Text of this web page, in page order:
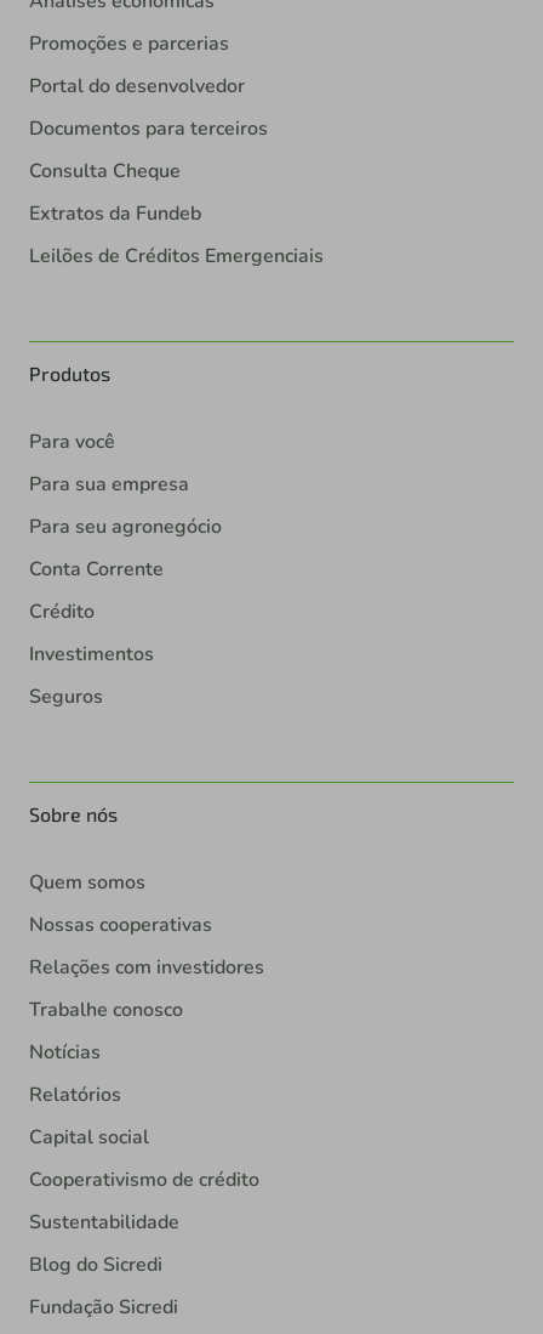
Promoções e parcerias
Portal do desenvolvedor
Documentos para terceiros
Consulta Cheque
Extratos da Fundeb
Leilões de Créditos Emergenciais
Produtos
Para você
Para sua empresa
Para seu agronegócio
Conta Corrente
Crédito
Investimentos
Seguros
Sobre nós
Quem somos
Nossas cooperativas
Relações com investidores
Trabalhe conosco
Notícias
Relatórios
Capital social
Cooperativismo de crédito
Sustentabilidade
Blog do Sicredi
Fundação Sicredi